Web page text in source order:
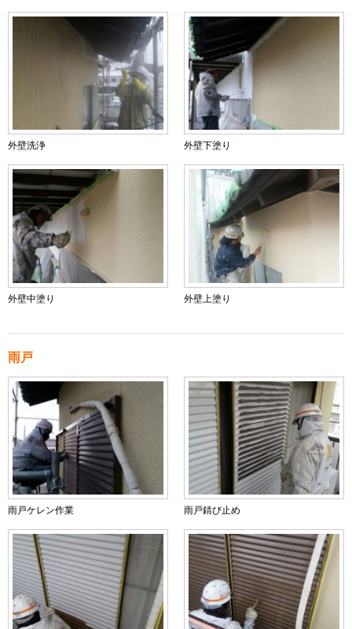
外壁洗浄 外壁下塗り
外壁中塗り 外壁上塗り
雨戸
雨戸ケレン作業 雨戸錆び止め